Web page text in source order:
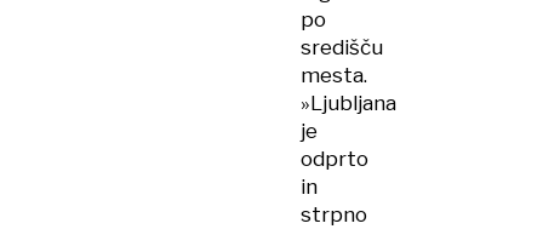
po
središču
mesta.
»Ljubljana
je
odprto
in
strpno